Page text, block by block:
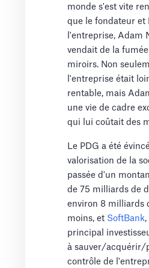
monde s'est vite
que le fondateur et
l'entreprise, Adam
vendait de la
miroirs. Non
l'entreprise était
rentable, mais
une vie de cadre
qui lui coûtait des
Le PDG a été
valorisation de la
passée d'un
de 75 milliards de
environ 8 milliards
moins, et SoftBank
principal
à sauver/acquérir/
contrôle de